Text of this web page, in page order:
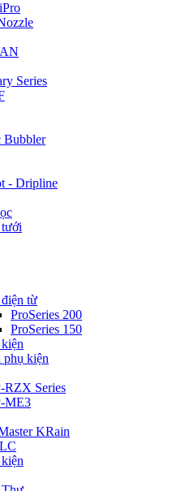
Series
Bubbler
- Dripline
từ
ProSeries 200
ProSeries 150
phụ kiện
RZX Series
ME3
KRain